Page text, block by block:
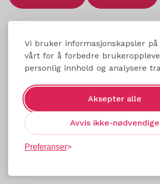
Vi bruker informasjonskapsler
vårt for å forbedre
personlig innhold og analysere
Aksepter alle
Avvis ikke-nødvendige
Preferanser